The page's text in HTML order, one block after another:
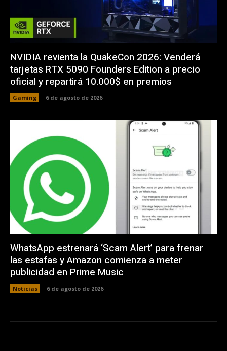
NVIDIA revienta la QuakeCon 2026: Venderá
tarjetas RTX 5090 Founders Edition a precio
oficial y repartirá 10.000$ en premios
Gaming 6 de agosto de 2026
WhatsApp estrenará ‘Scam Alert’ para frenar
las estafas y Amazon comienza a meter
publicidad en Prime Music
Noticias 6 de agosto de 2026